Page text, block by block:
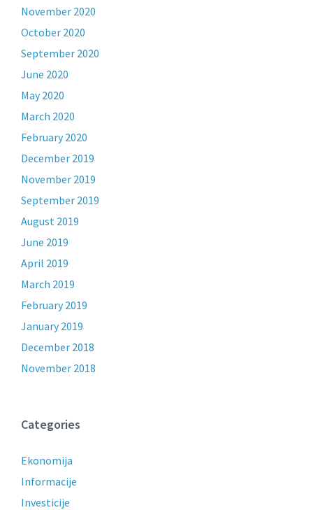
November 2020
October 2020
September 2020
June 2020
May 2020
March 2020
February 2020
December 2019
November 2019
September 2019
August 2019
June 2019
April 2019
March 2019
February 2019
January 2019
December 2018
November 2018
Categories
Ekonomija
Informacije
Investicije